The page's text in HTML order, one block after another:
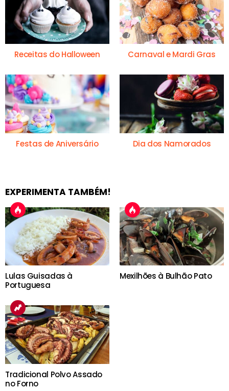
Receitas do Halloween Carnaval e Mardi Gras
Festas de Aniversário Dia dos Namorados
EXPERIMENTA TAMBÉM!
Lulas Guisadas à
Portuguesa
Mexilhões à Bulhão Pato
Tradicional Polvo Assado
no Forno